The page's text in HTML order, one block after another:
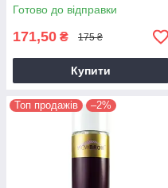
Готово до відправки
171,50 ₴ 175 ₴
Купити
Топ продажів –2%